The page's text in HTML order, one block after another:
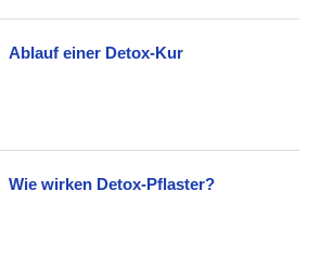
Ablauf einer Detox-Kur
Wie wirken Detox-Pflaster?